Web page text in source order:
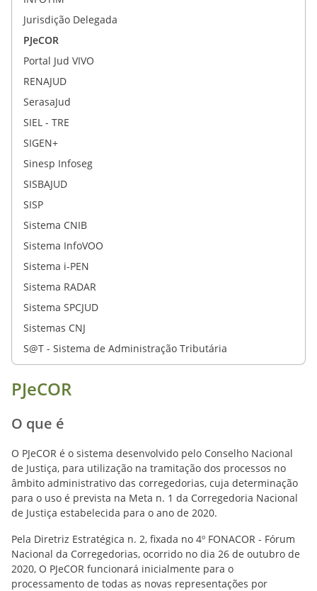
Jurisdição Delegada
PJeCOR
Portal Jud VIVO
RENAJUD
SerasaJud
SIEL - TRE
SIGEN+
Sinesp Infoseg
SISBAJUD
SISP
Sistema CNIB
Sistema InfoVOO
Sistema i-PEN
Sistema RADAR
Sistema SPCJUD
Sistemas CNJ
S@T - Sistema de Administração Tributária
PJeCOR
O que é
O PJeCOR é o sistema desenvolvido pelo Conselho Nacional
de Justiça, para utilização na tramitação dos processos no
âmbito administrativo das corregedorias, cuja determinação
para o uso é prevista na Meta n. 1 da Corregedoria Nacional
de Justiça estabelecida para o ano de 2020.
Pela Diretriz Estratégica n. 2, fixada no 4º FONACOR - Fórum
Nacional da Corregedorias, ocorrido no dia 26 de outubro de
2020, O PJeCOR funcionará inicialmente para o
processamento de todas as novas representações por